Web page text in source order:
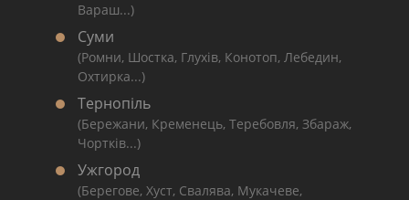
Вараш...)
Суми
(Ромни, Шостка, Глухів, Конотоп, Лебедин,
Охтирка...)
Тернопіль
(Бережани, Кременець, Теребовля, Збараж,
Чортків...)
Ужгород
(Берегове, Хуст, Свалява, Мукачеве,